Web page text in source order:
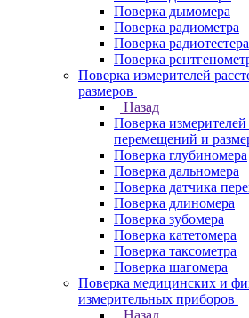
Поверка дымомера
Поверка радиометра
Поверка радиотестера
Поверка
Поверка измерителей
размеров
Назад
Поверка измерителей
перемещений и
Поверка глубиномера
Поверка дальномера
Поверка датчика
Поверка длиномера
Поверка зубомера
Поверка катетомера
Поверка таксометра
Поверка шагомера
Поверка медицинских и
измерительных приборов
Назад